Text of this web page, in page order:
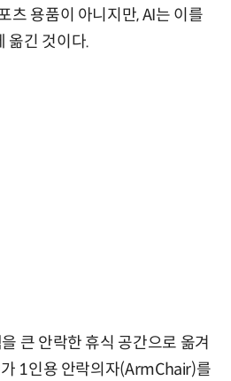
츠 용품이 아니지만, AI는 이를
옮긴 것이다.
큰 안락한 휴식 공간으로 옮겨
1인용 안락의자(ArmChair)를